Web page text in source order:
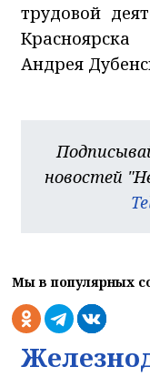
трудовой
Андрея
новостей
Мы в популярных